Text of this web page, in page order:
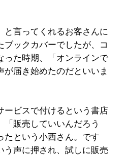
と言ってくれるお客さんに
ブックカバーでしたが、コ
った時期、「オンラインで
届き始めたのだといいま
ービスで付けるという書店
販売していいんだろう
たという小西さん。です
う声に押され、試しに販売